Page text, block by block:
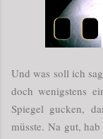
Und was soll ich
doch wenigstens
Spiegel gucken,
müsste. Na gut,